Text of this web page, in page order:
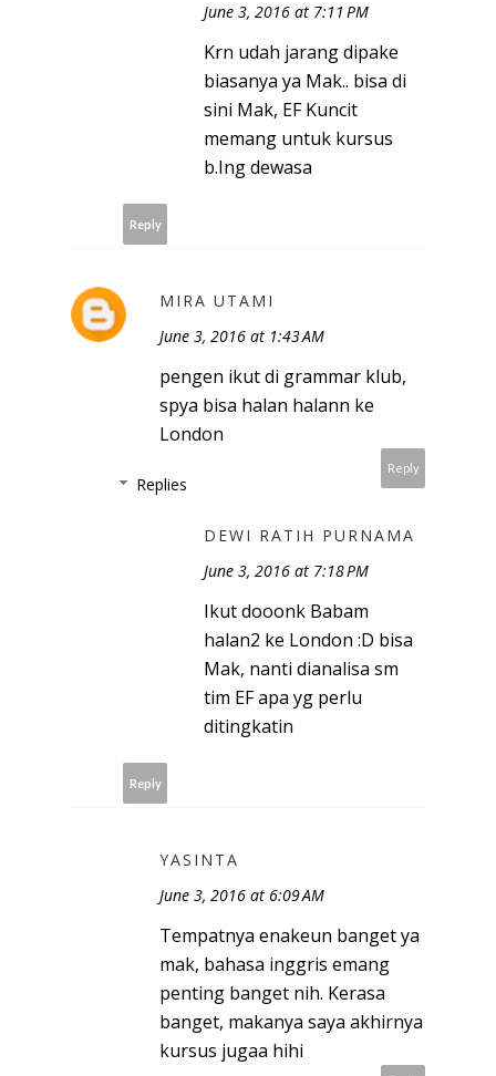
June 3, 2016 at 7:11 PM
Krn udah jarang dipake
biasanya ya Mak.. bisa di
sini Mak, EF Kuncit
memang untuk kursus
b.Ing dewasa
Reply
MIRA UTAMI
June 3, 2016 at 1:43 AM
pengen ikut di grammar klub,
spya bisa halan halann ke
London
Reply
Replies
DEWI RATIH PURNAMA
June 3, 2016 at 7:18 PM
Ikut dooonk Babam
halan2 ke London :D bisa
Mak, nanti dianalisa sm
tim EF apa yg perlu
ditingkatin
Reply
YASINTA
June 3, 2016 at 6:09 AM
Tempatnya enakeun banget ya
mak, bahasa inggris emang
penting banget nih. Kerasa
banget, makanya saya akhirnya
kursus jugaa hihi